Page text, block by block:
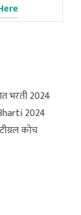
भरती 2024
2024
कोच